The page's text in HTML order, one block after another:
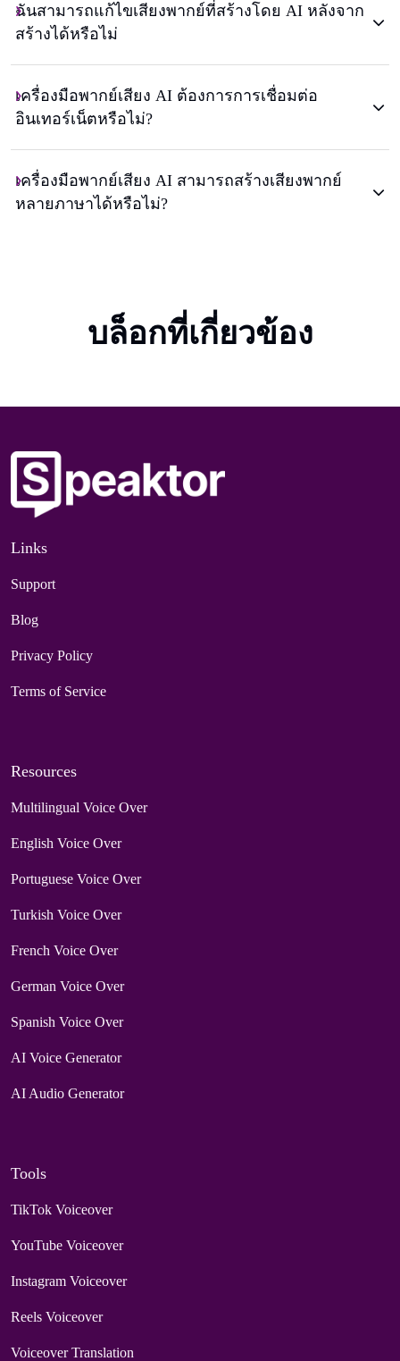
ฉันสามารถแก้ไขเสียงพากย์ที่สร้างโดย AI หลังจาก
สร้างได้หรือไม่
เครื่องมือพากย์เสียง AI ต้องการการเชื่อมต่อ
อินเทอร์เน็ตหรือไม่?
เครื่องมือพากย์เสียง AI สามารถสร้างเสียงพากย์
หลายภาษาได้หรือไม่?
บล็อกที่เกี่ยวข้อง
Links
Support
Blog
Privacy Policy
Terms of Service
Resources
Multilingual Voice Over
English Voice Over
Portuguese Voice Over
Turkish Voice Over
French Voice Over
German Voice Over
Spanish Voice Over
AI Voice Generator
AI Audio Generator
Tools
TikTok Voiceover
YouTube Voiceover
Instagram Voiceover
Reels Voiceover
Voiceover Translation